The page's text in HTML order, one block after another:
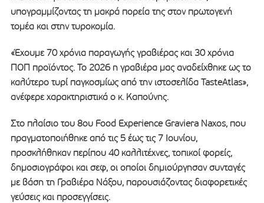
υπογραμμίζοντας τη μακρά πορεία της στον πρωτογενή
τομέα και στην τυροκομία.
«Έχουμε 70 χρόνια παραγωγής γραβιέρας και 30 χρόνια
ΠΟΠ προϊόντος. Το 2026 η γραβιέρα μας αναδείχθηκε ως το
καλύτερο τυρί παγκοσμίως από την ιστοσελίδα TasteAtlas»,
ανέφερε χαρακτηριστικά ο κ. Καπούνης.
Στο πλαίσιο του 8ου Food Experience Graviera Naxos, που
πραγματοποιήθηκε από τις 5 έως τις 7 Ιουνίου,
προσκλήθηκαν περίπου 40 καλλιτέχνες, τοπικοί φορείς,
δημοσιογράφοι και σεφ, οι οποίοι δημιούργησαν συνταγές
με βάση τη Γραβιέρα Νάξου, παρουσιάζοντας διαφορετικές
γεύσεις και προσεγγίσεις.